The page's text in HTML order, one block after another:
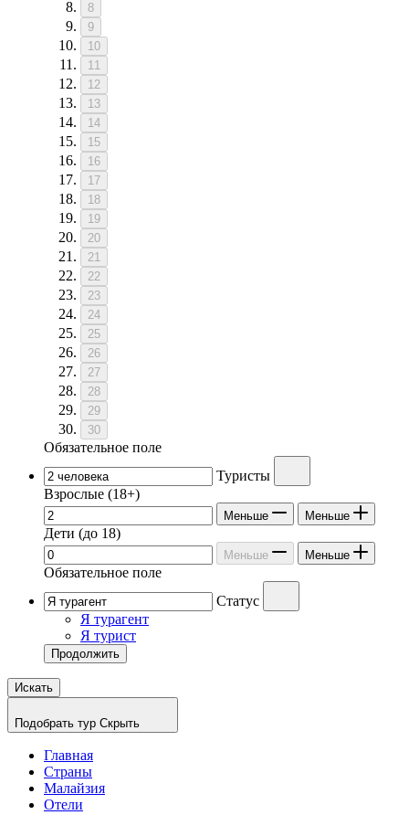
8
9
10
11
12
13
14
15
16
17
18
19
20
21
22
23
24
25
26
27
28
29
30
Обязательное поле
Туристы
Взрослые (18+)
Меньше Меньше
Дети (до 18)
Меньше Меньше
Обязательное поле
Статус
Я турагент
Я турист
Продолжить
Искать
Подобрать тур Скрыть
Главная
Страны
Малайзия
Отели